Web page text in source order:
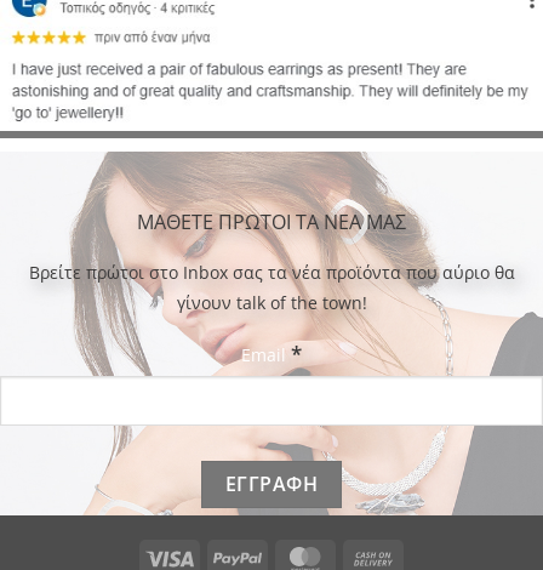
ΜΑΘΕΤΕ ΠΡΩΤΟΙ ΤΑ ΝΕΑ ΜΑΣ
Bρείτε πρώτοι στο Inbox σας τα νέα προϊόντα που αύριο θα
γίνουν talk of the town!
Email *
Visa PayPal MasterCard